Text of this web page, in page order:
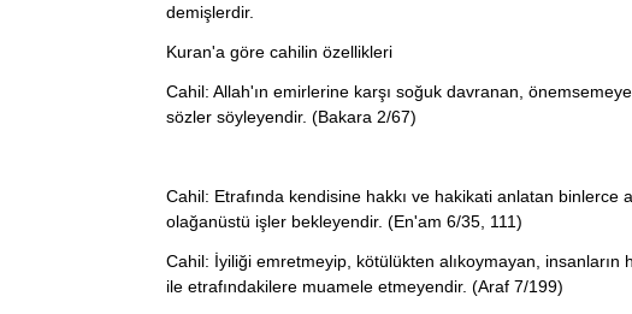
demişlerdir.
Kuran'a göre cahilin özellikleri
Cahil: Allah'ın emirlerine karşı soğuk davranan,
sözler söyleyendir. (Bakara 2/67)
Cahil: Etrafında kendisine hakkı ve hakikati anlatan
olağanüstü işler bekleyendir. (En'am 6/35, 111)
Cahil: İyiliği emretmeyip, kötülükten alıkoymayan, insanların
ile etrafındakilere muamele etmeyendir. (Araf 7/199)